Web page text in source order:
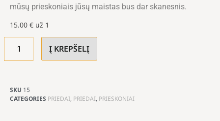
mūsų prieskoniais jūsų maistas bus dar skanesnis.
15.00 € už 1
Į KREPŠELĮ
SKU 15
CATEGORIES PRIEDAI, PRIEDAI, PRIESKONIAI